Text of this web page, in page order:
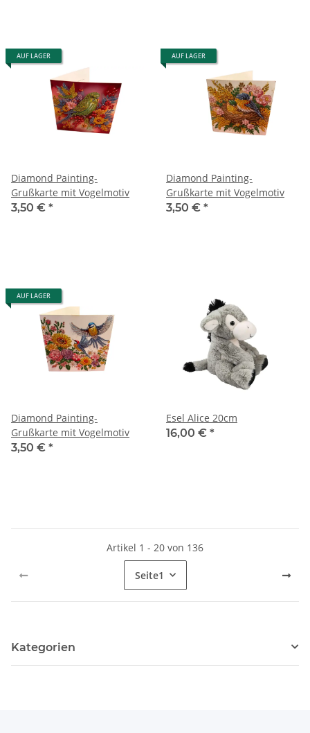
AUF LAGER
Diamond Painting-
Grußkarte mit Vogelmotiv
3,50 € *
AUF LAGER
Diamond Painting-
Grußkarte mit Vogelmotiv
3,50 € *
AUF LAGER
Diamond Painting-
Grußkarte mit Vogelmotiv
3,50 € *
Esel Alice 20cm
16,00 € *
Artikel 1 - 20 von 136
Seite1
Kategorien